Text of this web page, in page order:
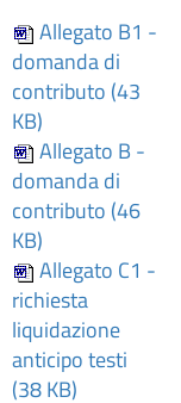
Allegato B1 -
domanda di
contributo (43
KB)
Allegato B -
domanda di
contributo (46
KB)
Allegato C1 -
richiesta
liquidazione
anticipo testi
(38 KB)